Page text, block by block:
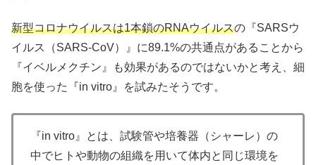
新型コロナウイルスは1本鎖のRNAウイルスの『SARSウ
イルス（SARS-CoV）』に89.1%の共通点があることから
『イベルメクチン』も効果があるのではないかと考え、細
胞を使った『in vitro』を試みたそうです。
『in vitro』とは、試験管や培養器（シャーレ）の
中でヒトや動物の組織を用いて体内と同じ環境を